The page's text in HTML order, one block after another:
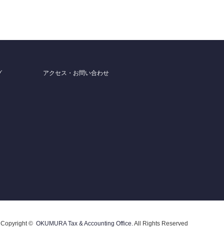
アクセス・お問い合わせ
Copyright © OKUMURA Tax & Accounting Office.All Rights Reserved